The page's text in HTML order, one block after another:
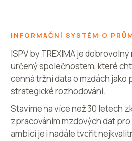
INFORMAČNÍ SYSTÉM O
ISPV by TREXIMA je
určený společnostem, které
cenná tržní data o mzdách jako
strategické rozhodování.
Stavíme na více než 30 letech
zpracováním mzdových dat pro
ambicí je i nadále tvořit